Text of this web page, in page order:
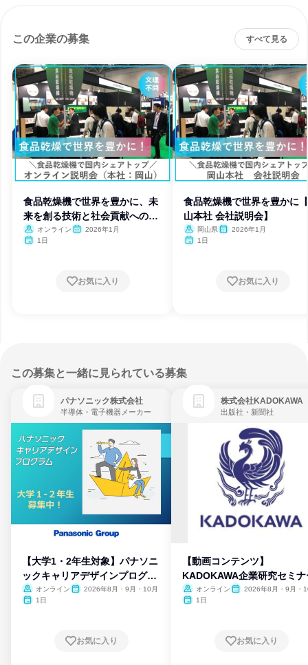
この企業の募集 すべて見る
食品乾燥機で世界を豊かに、未
来を創る技術と社会貢献への挑
戦
オンライン
2026年1月
1日
お気に入り
食品乾燥機で世界を豊かに
山本社 会社説明会】
岡山県
2026年1月
1日
お気に入り
この募集と一緒に見られている募集
パナソニック株式会社
半導体・電子機器メーカー
【大学1・2年生対象】パナソニ
ックキャリアデザインプログラ
ム
オンライン
2026年8月・9月・10月
1日
お気に入り
株式会社KADOKAWA
出版社・新聞社
【動画コンテンツ】
KADOKAWA企業研究セミナ
オンライン
2026年8月・9月・
1日
お気に入り